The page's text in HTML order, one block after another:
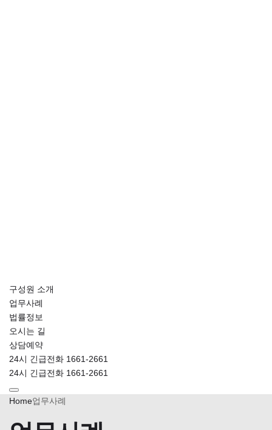
구성원 소개
업무사례
법률정보
오시는 길
상담예약
24시 긴급전화 1661-2661
24시 긴급전화 1661-2661
Home업무사례